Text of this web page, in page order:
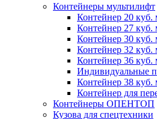
Контейнеры мультилифт
Контейнер 20 куб.
Контейнер 27 куб.
Контейнер 30 куб.
Контейнер 32 куб.
Контейнер 36 куб.
Индивидуальные
Контейнер 38 куб.
Контейнер для
Контейнеры ОПЕНТОП
Кузова для спецтехники